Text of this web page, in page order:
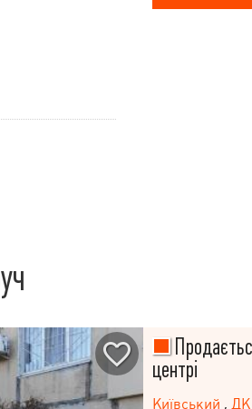
центрі
Київський ,